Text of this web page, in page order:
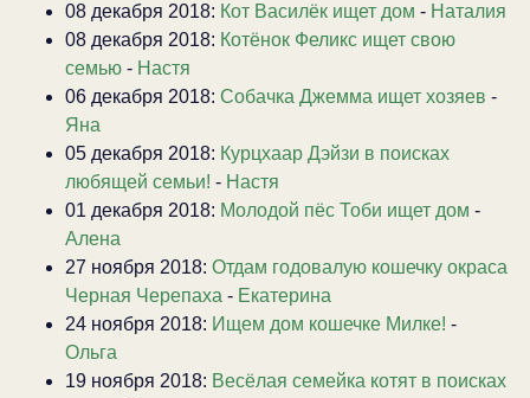
08 декабря 2018: Кот Василёк ищет дом - Наталия
08 декабря 2018: Котёнок Феликс ищет свою
семью - Настя
06 декабря 2018: Собачка Джемма ищет хозяев -
Яна
05 декабря 2018: Курцхаар Дэйзи в поисках
любящей семьи! - Настя
01 декабря 2018: Молодой пёс Тоби ищет дом -
Алена
27 ноября 2018: Отдам годовалую кошечку окраса
Черная Черепаха - Екатерина
24 ноября 2018: Ищем дом кошечке Милке! -
Ольга
19 ноября 2018: Весёлая семейка котят в поисках